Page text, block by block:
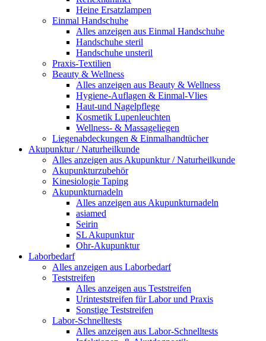
Heine Ersatzlampen
Einmal Handschuhe
Alles anzeigen aus Einmal Handschuhe
Handschuhe steril
Handschuhe unsteril
Praxis-Textilien
Beauty & Wellness
Alles anzeigen aus Beauty & Wellness
Hygiene-Auflagen & Einmal-Vlies
Haut-und Nagelpflege
Kosmetik Lupenleuchten
Wellness- & Massageliegen
Liegenabdeckungen & Einmalhandtücher
Akupunktur / Naturheilkunde
Alles anzeigen aus Akupunktur / Naturheilkunde
Akupunkturzubehör
Kinesiologie Taping
Akupunkturnadeln
Alles anzeigen aus Akupunkturnadeln
asiamed
Seirin
SL Akupunktur
Ohr-Akupunktur
Laborbedarf
Alles anzeigen aus Laborbedarf
Teststreifen
Alles anzeigen aus Teststreifen
Urinteststreifen für Labor und Praxis
Sonstige Teststreifen
Labor-Schnelltests
Alles anzeigen aus Labor-Schnelltests